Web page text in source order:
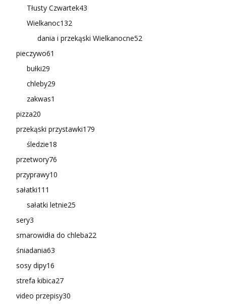
Tłusty Czwartek43
Wielkanoc132
dania i przekąski Wielkanocne52
pieczywo61
bułki29
chleby29
zakwas1
pizza20
przekąski przystawki179
śledzie18
przetwory76
przyprawy10
sałatki111
sałatki letnie25
sery3
smarowidła do chleba22
śniadania63
sosy dipy16
strefa kibica27
video przepisy30